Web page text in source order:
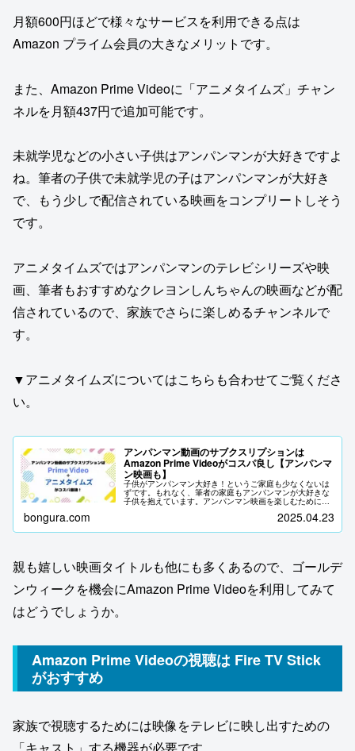
月額600円ほどで様々なサービスを利用できる点は
Amazon プライム会員の大きなメリットです。
また、Amazon Prime Videoに「アニメタイムズ」チャン
ネルを月額437円で追加可能です。
未就学児などの小さい子供はアンパンマンが大好きですよ
ね。筆者の子供で未就学児の子はアンパンマンが大好き
で、もう少しで配信されている映画をコンプリートしそう
です。
アニメタイムズではアンパンマンのテレビシリーズや映
画、筆者もおすすめなクレヨンしんちゃんの映画などが配
信されているので、家族でさらに楽しめるチャンネルで
す。
▼アニメタイムズについてはこちらも合わせてご覧くださ
い。
アンパンマン動画のサブクスリプションは
Amazon Prime Videoがコスパ良し【アンパンマ
ン映画も】
子供がアンパンマン大好き！というご家庭も少なくないは
ずです。もれなく、筆者の家庭もアンパンマンが大好きな
子供を抱えています。アンパンマン映画を楽しむために
bongura.com 2025.04.23
親も嬉しい映画タイトルも他にも多くあるので、ゴールデ
ンウィークを機会にAmazon Prime Videoを利用してみて
はどうでしょうか。
Amazon Prime Videoの視聴は Fire TV Stick
がおすすめ
家族で視聴するためには映像をテレビに映し出すための